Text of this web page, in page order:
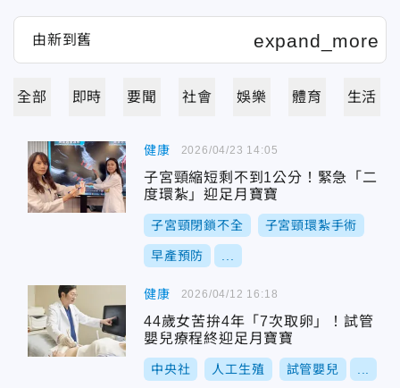
全部 即時 要聞 社會 娛樂 體育 生活
健康
子宮頸縮短剩不到1公分！緊急「二
度環紮」迎足月寶寶
子宮頸閉鎖不全 子宮頸環紮手術
早產預防
2026/04/23 14:05
健康
44歲女苦拚4年「7次取卵」！試管
嬰兒療程終迎足月寶寶
中央社 人工生殖 試管嬰兒
2026/04/12 16:18